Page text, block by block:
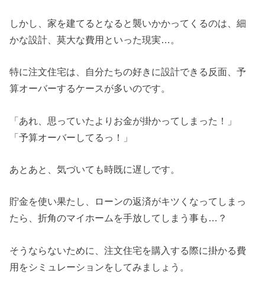
しかし、家を建てるとなると襲いかかってくるのは、細
かな設計、莫大な費用といった現実…。
特に注文住宅は、自分たちの好きに設計できる反面、予
算オーバーするケースが多いのです。
「あれ、思っていたよりお金が掛かってしまった！」
「予算オーバーしてるっ！」
あとあと、気づいても時既に遅しです。
貯金を使い果たし、ローンの返済がキツくなってしまっ
たら、折角のマイホームを手放してしまう事も…？
そうならないために、注文住宅を購入する際に掛かる費
用をシミュレーションをしてみましょう。